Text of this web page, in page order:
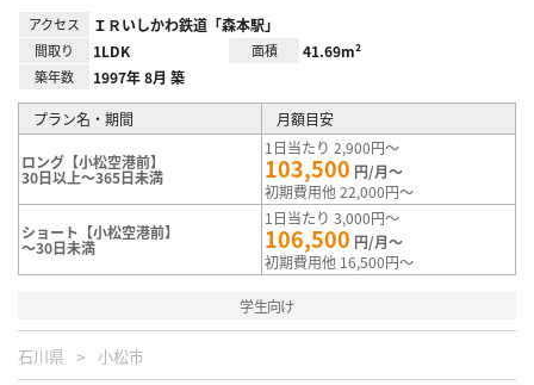
アクセス ＩＲいしかわ鉄道「森本駅」
間取り 1LDK 面積 41.69m²
築年数 1997年 8月 築
プラン名・期間 月額目安
ロング【小松空港前】
30日以上～365日未満
1日当たり 2,900円～
103,500 円/月～
初期費用他 22,000円～
ショート【小松空港前】
～30日未満
1日当たり 3,000円～
106,500 円/月～
初期費用他 16,500円～
学生向け
石川県 小松市